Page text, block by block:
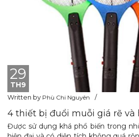
29
TH9
Written by Phù Chi Nguyên
4 thiết bị đuổi muỗi giá rẽ và
Được sử dụng khá phổ biến trong